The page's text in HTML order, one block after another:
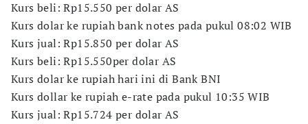
Kurs beli: Rp15.550 per dolar AS
Kurs dolar ke rupiah bank notes pada pukul 08:02 WIB
Kurs jual: Rp15.850 per dolar AS
Kurs beli: Rp15.550per dolar AS
Kurs dolar ke rupiah hari ini di Bank BNI
Kurs dollar ke rupiah e-rate pada pukul 10:35 WIB
Kurs jual: Rp15.724 per dolar AS